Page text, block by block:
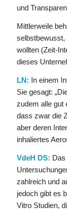
und
Mittlerweile
selbstbewusst,
wollten (Zeit-
dieses
LN: In einem
Sie gesagt:
zudem alle gut
dass zwar die
aber deren
inhaliertes
VdeH DS:
zahlreich und
jedoch gibt es
Vitro Studien,